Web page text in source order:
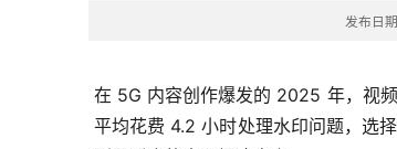
发布日
在 5G 内容创作爆发的 2025 年，视
平均花费 4.2 小时处理水印问题，选